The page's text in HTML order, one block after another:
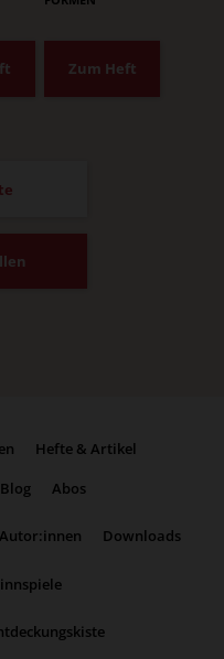
Zum Heft
Hefte & Artikel
Blog Abos
Autor:innen Downloads